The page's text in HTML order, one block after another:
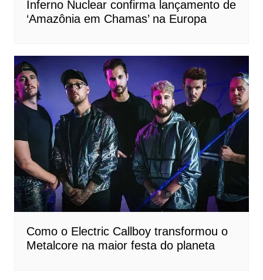
Inferno Nuclear confirma lançamento de
‘Amazônia em Chamas’ na Europa
Como o Electric Callboy transformou o
Metalcore na maior festa do planeta